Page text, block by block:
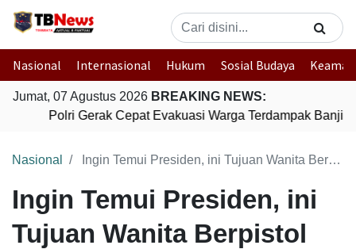
Nasional Internasional Hukum Sosial Budaya
Jumat, 07 Agustus 2026 BREAKING NEWS:
Polri Gerak Cepat Evakuasi Warga Terdampak Banjir
Nasional Ingin Temui Presiden, ini Tujuan Wanita Berpistol yang Coba Terobos Istana Negara
Ingin Temui Presiden, ini
Tujuan Wanita Berpistol